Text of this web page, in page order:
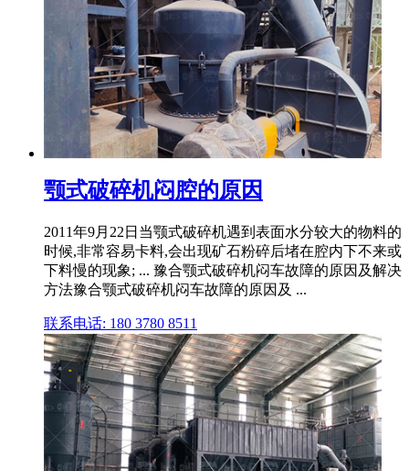
颚式破碎机闷腔的原因
2011年9月22日当颚式破碎机遇到表面水分较大的物料的
时候,非常容易卡料,会出现矿石粉碎后堵在腔内下不来或
下料慢的现象; ... 豫合颚式破碎机闷车故障的原因及解决
方法豫合颚式破碎机闷车故障的原因及 ...
联系电话: 180 3780 8511